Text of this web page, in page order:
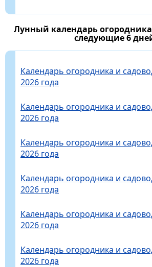
Лунный календарь
следующие 6
Календарь огородника и
2026 года
Календарь огородника и
2026 года
Календарь огородника и
2026 года
Календарь огородника и
2026 года
Календарь огородника и
2026 года
Календарь огородника и
2026 года